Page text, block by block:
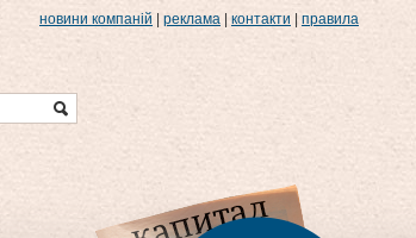
новини компаній реклама контакти правила